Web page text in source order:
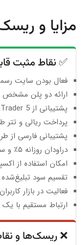
مزایا و
✅ نقاط مثبت
فعال بودن سایت
ارائه دو پلن مشخص
پشتیبانی از MetaTrader 5
پرداخت ریالی و تتر
پشتیبانی فارسی از
دراودان روزانه ۵٪ و ساختار پلن قابل فهم
امکان استفاده از
تقسیم سود تبلیغ‌شده تا
فعالیت در بازار
ارتباط مستقیم با
❌ ریسک‌ها و